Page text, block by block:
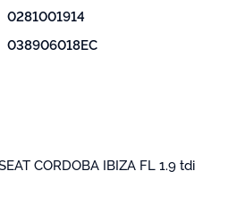
0281001914
038906018EC
CORDOBA IBIZA FL 1.9 tdi